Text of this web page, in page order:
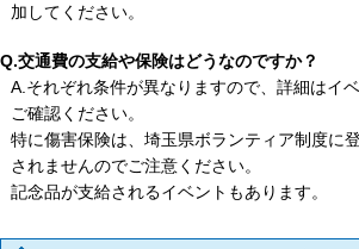
加してください。
Q.交通費の支給や保険はどうなのですか？
A.それぞれ条件が異なりますので、詳細はイ
ご確認ください。
特に傷害保険は、埼玉県ボランティア制度に
されませんのでご注意ください。
記念品が支給されるイベントもあります。